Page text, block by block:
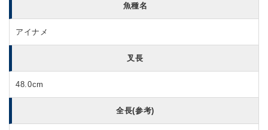
魚種名
アイナメ
叉長
48.0cm
全長(参考)